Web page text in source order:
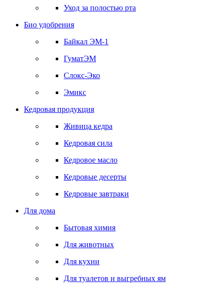
Уход за полостью рта
Био удобрения
Байкал ЭМ-1
ГуматЭМ
Слокс-Эко
Эмикс
Кедровая продукция
Живица кедра
Кедровая сила
Кедровое масло
Кедровые десерты
Кедровые завтраки
Для дома
Бытовая химия
Для животных
Для кухни
Для туалетов и выгребных ям